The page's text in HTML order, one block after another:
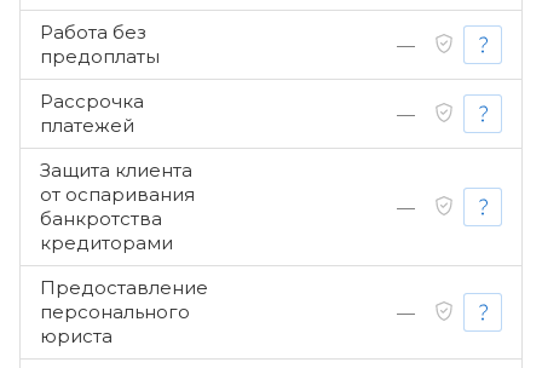
Работа без
предоплаты
—
Рассрочка
платежей
—
Защита клиента
от оспаривания
банкротства
кредиторами
—
Предоставление
персонального
юриста
—